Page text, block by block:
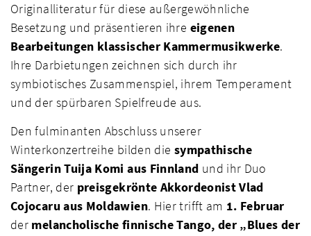
Originalliteratur für diese außergewöhnliche
Besetzung und präsentieren ihre eigenen
Bearbeitungen klassischer Kammermusikwerke.
Ihre Darbietungen zeichnen sich durch ihr
symbiotisches Zusammenspiel, ihrem Temperament
und der spürbaren Spielfreude aus.
Den fulminanten Abschluss unserer
Winterkonzertreihe bilden die sympathische
Sängerin Tuija Komi aus Finnland und ihr Duo
Partner, der preisgekrönte Akkordeonist Vlad
Cojocaru aus Moldawien. Hier trifft am 1. Februar
der melancholische finnische Tango, der „Blues der